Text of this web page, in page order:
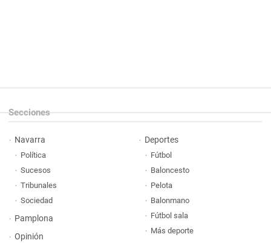
Secciones
Navarra
Política
Sucesos
Tribunales
Sociedad
Pamplona
Opinión
Deportes
Fútbol
Baloncesto
Pelota
Balonmano
Fútbol sala
Más deporte